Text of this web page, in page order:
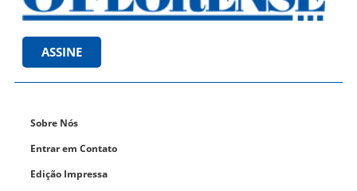
ASSINE
Sobre Nós
Entrar em Contato
Edição Impressa